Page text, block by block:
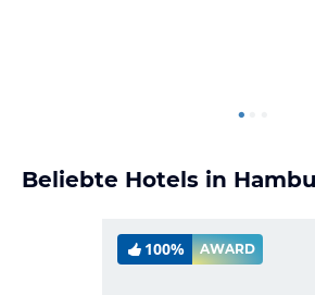
Beliebte Hotels in
100% AWARD